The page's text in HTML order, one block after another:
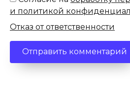
и политикой
Отказ от ответственности